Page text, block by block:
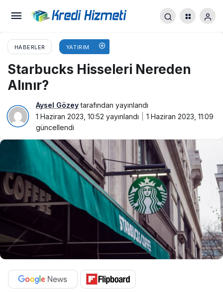
HABERLER YATIRIM
Starbucks Hisseleri Nereden
Alınır?
Aysel Gözeytarafından yayınlandı
1 Haziran 2023, 10:52 yayınlandı
1 Haziran 2023, 11:09
güncellendi